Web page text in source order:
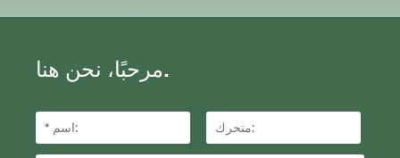
مرحبًا، نحن هنا.